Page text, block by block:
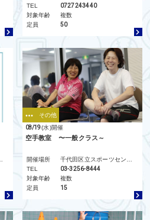
TEL
0727243440
対象年齢
複数
定員
50
その他
08/19(水)開催
空手教室 〜一般クラス～
開催場所
TEL
03-3256-8444
対象年齢
複数
定員
15